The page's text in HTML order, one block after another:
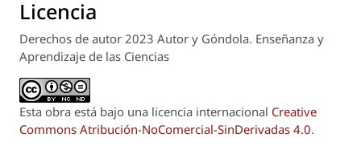
Licencia
Derechos de autor 2023 Autor y Góndola. Enseñanza y
Aprendizaje de las Ciencias
Esta obra está bajo una licencia internacional Creative
Commons Atribución-NoComercial-SinDerivadas 4.0.